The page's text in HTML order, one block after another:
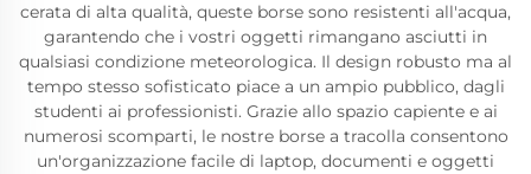
cerata di alta qualità, queste borse sono resistenti all'acqua,
garantendo che i vostri oggetti rimangano asciutti in
qualsiasi condizione meteorologica. Il design robusto ma al
tempo stesso sofisticato piace a un ampio pubblico, dagli
studenti ai professionisti. Grazie allo spazio capiente e ai
numerosi scomparti, le nostre borse a tracolla consentono
un'organizzazione facile di laptop, documenti e oggetti